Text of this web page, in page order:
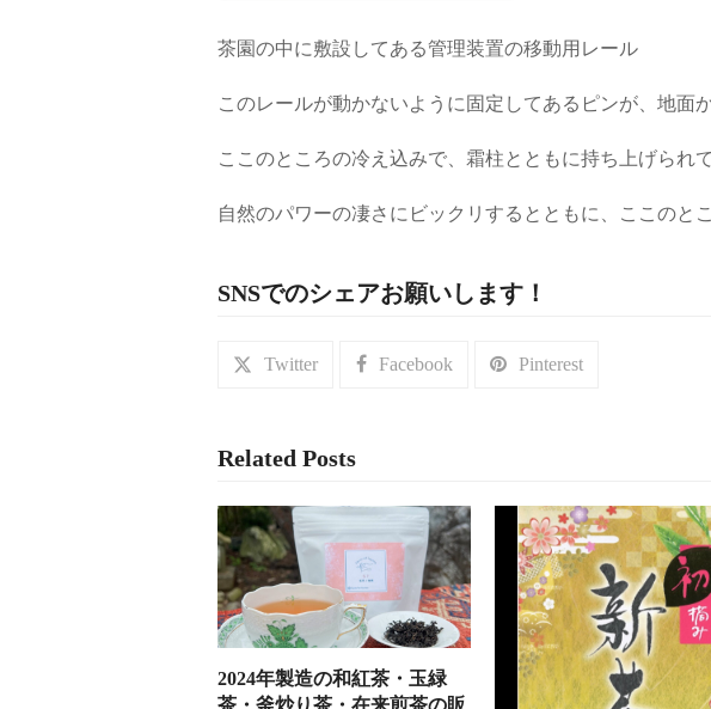
茶園の中に敷設してある管理装置の移動用レール
このレールが動かないように固定してあるピンが、地面
ここのところの冷え込みで、霜柱とともに持ち上げられ
自然のパワーの凄さにビックリするとともに、ここのと
SNSでのシェアお願いします！
Twitter Facebook Pinterest
Related Posts
2024年製造の和紅茶・玉緑
茶・釜炒り茶・在来煎茶の販